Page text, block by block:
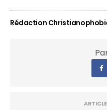
Rédaction